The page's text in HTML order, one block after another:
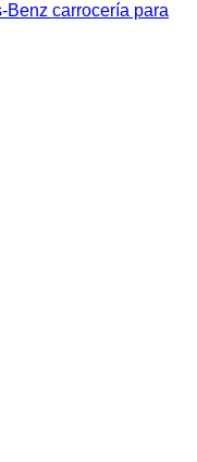
Benz carrocería para